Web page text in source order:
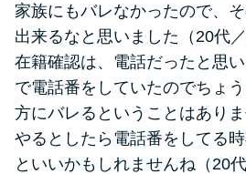
家族にもバレなかったので、
出来るなと思いました（20代
在籍確認は、電話だったと思
で電話番をしていたのでちょ
方にバレるということはあり
やるとしたら電話番をしてる
といいかもしれませんね（20